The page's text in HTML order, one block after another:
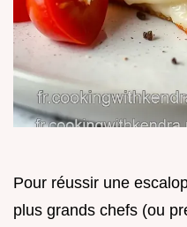
Pour réussir une
plus grands chefs (ou